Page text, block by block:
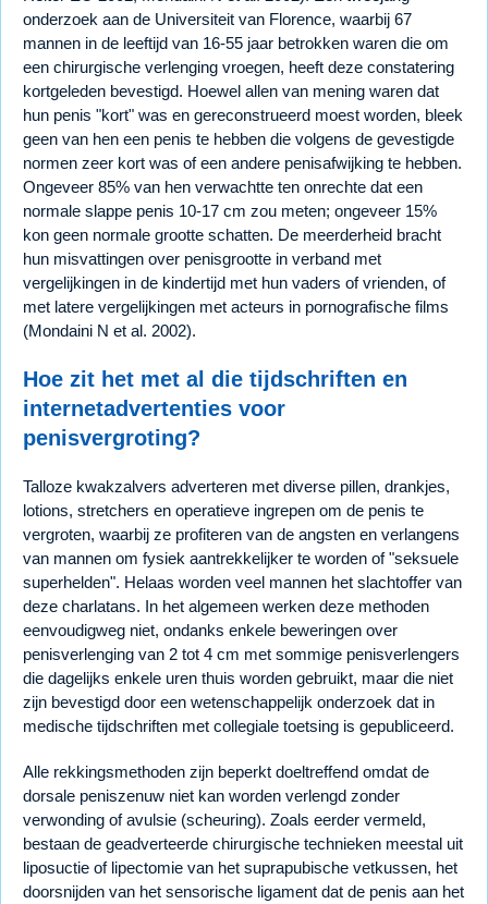
onderzoek aan de Universiteit van Florence, waarbij 67
mannen in de leeftijd van 16-55 jaar betrokken waren die om
een chirurgische verlenging vroegen, heeft deze constatering
kortgeleden bevestigd. Hoewel allen van mening waren dat
hun penis "kort" was en gereconstrueerd moest worden, bleek
geen van hen een penis te hebben die volgens de gevestigde
normen zeer kort was of een andere penisafwijking te hebben.
Ongeveer 85% van hen verwachtte ten onrechte dat een
normale slappe penis 10-17 cm zou meten; ongeveer 15%
kon geen normale grootte schatten. De meerderheid bracht
hun misvattingen over penisgrootte in verband met
vergelijkingen in de kindertijd met hun vaders of vrienden, of
met latere vergelijkingen met acteurs in pornografische films
(Mondaini N et al. 2002).
Hoe zit het met al die tijdschriften en
internetadvertenties voor
penisvergroting?
Talloze kwakzalvers adverteren met diverse pillen, drankjes,
lotions, stretchers en operatieve ingrepen om de penis te
vergroten, waarbij ze profiteren van de angsten en verlangens
van mannen om fysiek aantrekkelijker te worden of "seksuele
superhelden". Helaas worden veel mannen het slachtoffer van
deze charlatans. In het algemeen werken deze methoden
eenvoudigweg niet, ondanks enkele beweringen over
penisverlenging van 2 tot 4 cm met sommige penisverlengers
die dagelijks enkele uren thuis worden gebruikt, maar die niet
zijn bevestigd door een wetenschappelijk onderzoek dat in
medische tijdschriften met collegiale toetsing is gepubliceerd.
Alle rekkingsmethoden zijn beperkt doeltreffend omdat de
dorsale peniszenuw niet kan worden verlengd zonder
verwonding of avulsie (scheuring). Zoals eerder vermeld,
bestaan de geadverteerde chirurgische technieken meestal uit
liposuctie of lipectomie van het suprapubische vetkussen, het
doorsnijden van het sensorische ligament dat de penis aan het